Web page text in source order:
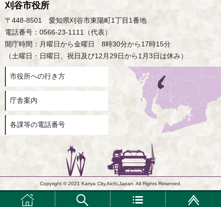
刈谷市役所
〒448-8501 愛知県刈谷市東陽町1丁目1番地
電話番号：0566-23-1111（代表）
開庁時間：月曜日から金曜日 8時30分から17時15分
（土曜日・日曜日、祝日及び12月29日から1月3日は休み）
市役所への行き方
庁舎案内
各課等の電話番号
Copyright © 2021 Kariya City,Aichi,Japan. All Rights Reserved.